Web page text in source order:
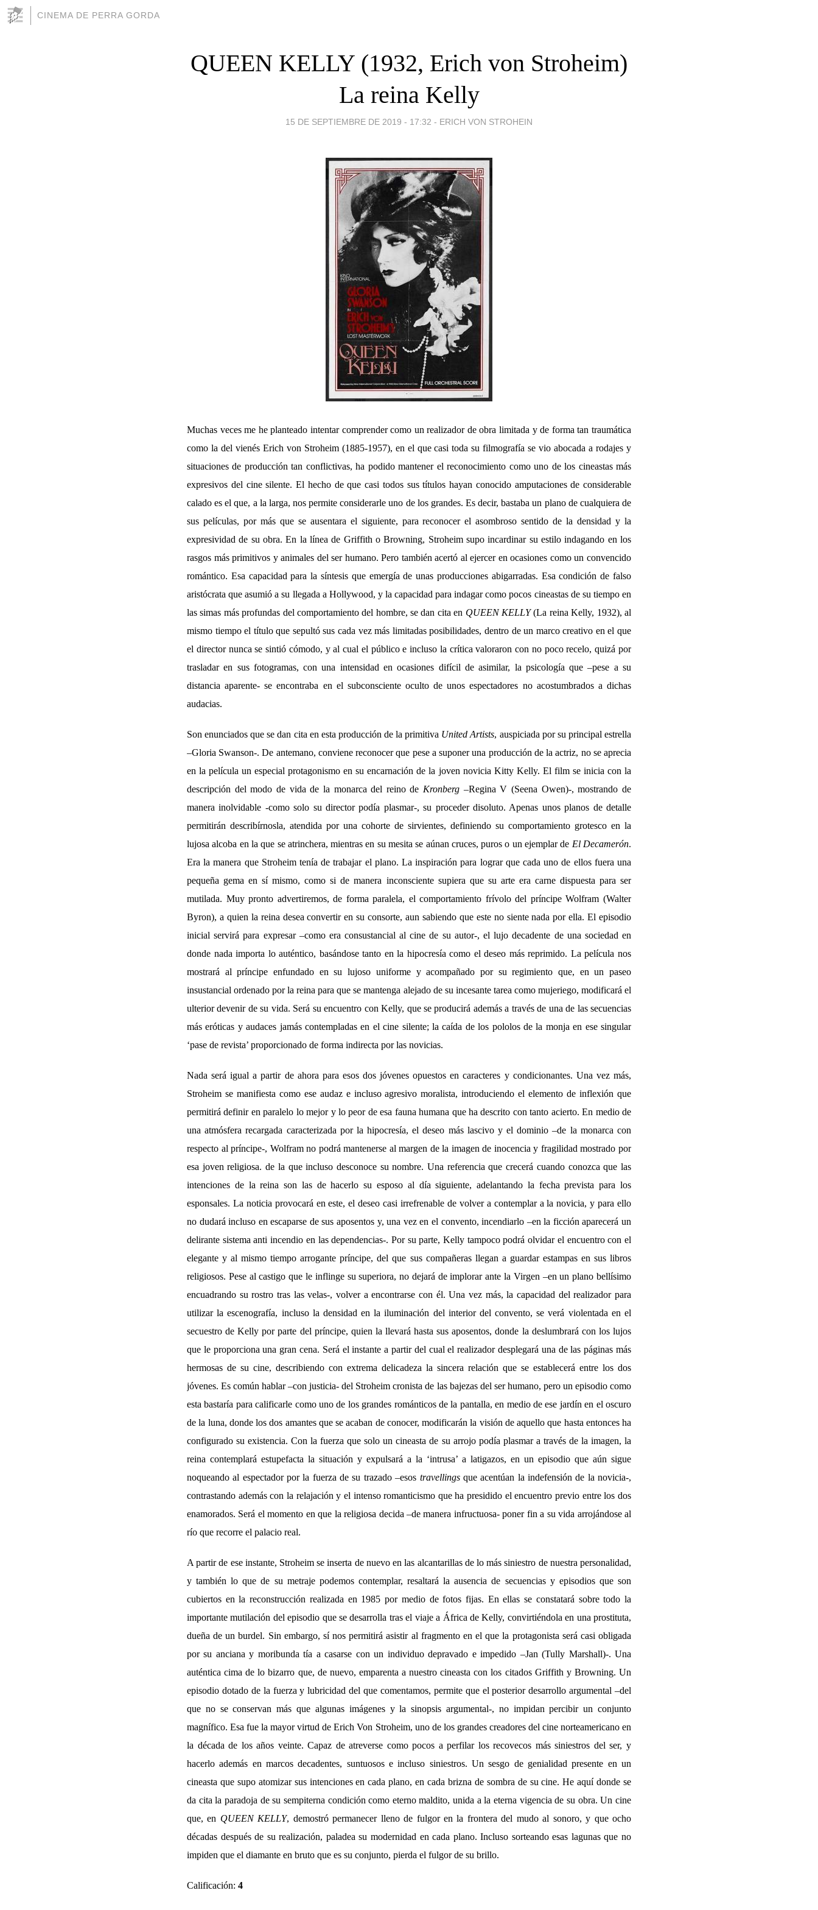
CINEMA DE PERRA GORDA
QUEEN KELLY (1932, Erich von Stroheim)
La reina Kelly
15 DE SEPTIEMBRE DE 2019 - 17:32 - ERICH VON STROHEIN
Muchas veces me he planteado intentar comprender como un realizador de obra limitada y de forma tan traumática
como la del vienés Erich von Stroheim (1885-1957), en el que casi toda su filmografía se vio abocada a rodajes y
situaciones de producción tan conflictivas, ha podido mantener el reconocimiento como uno de los cineastas más
expresivos del cine silente. El hecho de que casi todos sus títulos hayan conocido amputaciones de considerable
calado es el que, a la larga, nos permite considerarle uno de los grandes. Es decir, bastaba un plano de cualquiera de
sus películas, por más que se ausentara el siguiente, para reconocer el asombroso sentido de la densidad y la
expresividad de su obra. En la línea de Griffith o Browning, Stroheim supo incardinar su estilo indagando en los
rasgos más primitivos y animales del ser humano. Pero también acertó al ejercer en ocasiones como un convencido
romántico. Esa capacidad para la síntesis que emergía de unas producciones abigarradas. Esa condición de falso
aristócrata que asumió a su llegada a Hollywood, y la capacidad para indagar como pocos cineastas de su tiempo en
las simas más profundas del comportamiento del hombre, se dan cita en QUEEN KELLY(La reina Kelly, 1932), al
mismo tiempo el título que sepultó sus cada vez más limitadas posibilidades, dentro de un marco creativo en el que
el director nunca se sintió cómodo, y al cual el público e incluso la crítica valoraron con no poco recelo, quizá por
trasladar en sus fotogramas, con una intensidad en ocasiones difícil de asimilar, la psicología que –pese a su
distancia aparente- se encontraba en el subconsciente oculto de unos espectadores no acostumbrados a dichas
audacias.
Son enunciados que se dan cita en esta producción de la primitiva United Artists, auspiciada por su principal estrella
–Gloria Swanson-. De antemano, conviene reconocer que pese a suponer una producción de la actriz, no se aprecia
en la película un especial protagonismo en su encarnación de la joven novicia Kitty Kelly. El film se inicia con la
descripción del modo de vida de la monarca del reino de Kronberg –Regina V (Seena Owen)-, mostrando de
manera inolvidable -como solo su director podía plasmar-, su proceder disoluto. Apenas unos planos de detalle
permitirán describírnosla, atendida por una cohorte de sirvientes, definiendo su comportamiento grotesco en la
lujosa alcoba en la que se atrinchera, mientras en su mesita se aúnan cruces, puros o un ejemplar de El Decamerón.
Era la manera que Stroheim tenía de trabajar el plano. La inspiración para lograr que cada uno de ellos fuera una
pequeña gema en sí mismo, como si de manera inconsciente supiera que su arte era carne dispuesta para ser
mutilada. Muy pronto advertiremos, de forma paralela, el comportamiento frívolo del príncipe Wolfram (Walter
Byron), a quien la reina desea convertir en su consorte, aun sabiendo que este no siente nada por ella. El episodio
inicial servirá para expresar –como era consustancial al cine de su autor-, el lujo decadente de una sociedad en
donde nada importa lo auténtico, basándose tanto en la hipocresía como el deseo más reprimido. La película nos
mostrará al príncipe enfundado en su lujoso uniforme y acompañado por su regimiento que, en un paseo
insustancial ordenado por la reina para que se mantenga alejado de su incesante tarea como mujeriego, modificará el
ulterior devenir de su vida. Será su encuentro con Kelly, que se producirá además a través de una de las secuencias
más eróticas y audaces jamás contempladas en el cine silente; la caída de los pololos de la monja en ese singular
‘pase de revista’ proporcionado de forma indirecta por las novicias.
Nada será igual a partir de ahora para esos dos jóvenes opuestos en caracteres y condicionantes. Una vez más,
Stroheim se manifiesta como ese audaz e incluso agresivo moralista, introduciendo el elemento de inflexión que
permitirá definir en paralelo lo mejor y lo peor de esa fauna humana que ha descrito con tanto acierto. En medio de
una atmósfera recargada caracterizada por la hipocresía, el deseo más lascivo y el dominio –de la monarca con
respecto al príncipe-, Wolfram no podrá mantenerse al margen de la imagen de inocencia y fragilidad mostrado por
esa joven religiosa. de la que incluso desconoce su nombre. Una referencia que crecerá cuando conozca que las
intenciones de la reina son las de hacerlo su esposo al día siguiente, adelantando la fecha prevista para los
esponsales. La noticia provocará en este, el deseo casi irrefrenable de volver a contemplar a la novicia, y para ello
no dudará incluso en escaparse de sus aposentos y, una vez en el convento, incendiarlo –en la ficción aparecerá un
delirante sistema anti incendio en las dependencias-. Por su parte, Kelly tampoco podrá olvidar el encuentro con el
elegante y al mismo tiempo arrogante príncipe, del que sus compañeras llegan a guardar estampas en sus libros
religiosos. Pese al castigo que le inflinge su superiora, no dejará de implorar ante la Virgen –en un plano bellísimo
encuadrando su rostro tras las velas-, volver a encontrarse con él. Una vez más, la capacidad del realizador para
utilizar la escenografía, incluso la densidad en la iluminación del interior del convento, se verá violentada en el
secuestro de Kelly por parte del príncipe, quien la llevará hasta sus aposentos, donde la deslumbrará con los lujos
que le proporciona una gran cena. Será el instante a partir del cual el realizador desplegará una de las páginas más
hermosas de su cine, describiendo con extrema delicadeza la sincera relación que se establecerá entre los dos
jóvenes. Es común hablar –con justicia- del Stroheim cronista de las bajezas del ser humano, pero un episodio como
esta bastaría para calificarle como uno de los grandes románticos de la pantalla, en medio de ese jardín en el oscuro
de la luna, donde los dos amantes que se acaban de conocer, modificarán la visión de aquello que hasta entonces ha
configurado su existencia. Con la fuerza que solo un cineasta de su arrojo podía plasmar a través de la imagen, la
reina contemplará estupefacta la situación y expulsará a la ‘intrusa’ a latigazos, en un episodio que aún sigue
noqueando al espectador por la fuerza de su trazado –esos travellingsque acentúan la indefensión de la novicia-,
contrastando además con la relajación y el intenso romanticismo que ha presidido el encuentro previo entre los dos
enamorados. Será el momento en que la religiosa decida –de manera infructuosa- poner fin a su vida arrojándose al
río que recorre el palacio real.
A partir de ese instante, Stroheim se inserta de nuevo en las alcantarillas de lo más siniestro de nuestra personalidad,
y también lo que de su metraje podemos contemplar, resaltará la ausencia de secuencias y episodios que son
cubiertos en la reconstrucción realizada en 1985 por medio de fotos fijas. En ellas se constatará sobre todo la
importante mutilación del episodio que se desarrolla tras el viaje a África de Kelly, convirtiéndola en una prostituta,
dueña de un burdel. Sin embargo, sí nos permitirá asistir al fragmento en el que la protagonista será casi obligada
por su anciana y moribunda tía a casarse con un individuo depravado e impedido –Jan (Tully Marshall)-. Una
auténtica cima de lo bizarro que, de nuevo, emparenta a nuestro cineasta con los citados Griffith y Browning. Un
episodio dotado de la fuerza y lubricidad del que comentamos, permite que el posterior desarrollo argumental –del
que no se conservan más que algunas imágenes y la sinopsis argumental-, no impidan percibir un conjunto
magnífico. Esa fue la mayor virtud de Erich Von Stroheim, uno de los grandes creadores del cine norteamericano en
la década de los años veinte. Capaz de atreverse como pocos a perfilar los recovecos más siniestros del ser, y
hacerlo además en marcos decadentes, suntuosos e incluso siniestros. Un sesgo de genialidad presente en un
cineasta que supo atomizar sus intenciones en cada plano, en cada brizna de sombra de su cine. He aquí donde se
da cita la paradoja de su sempiterna condición como eterno maldito, unida a la eterna vigencia de su obra. Un cine
que, en QUEEN KELLY, demostró permanecer lleno de fulgor en la frontera del mudo al sonoro, y que ocho
décadas después de su realización, paladea su modernidad en cada plano. Incluso sorteando esas lagunas que no
impiden que el diamante en bruto que es su conjunto, pierda el fulgor de su brillo.
Calificación: 4